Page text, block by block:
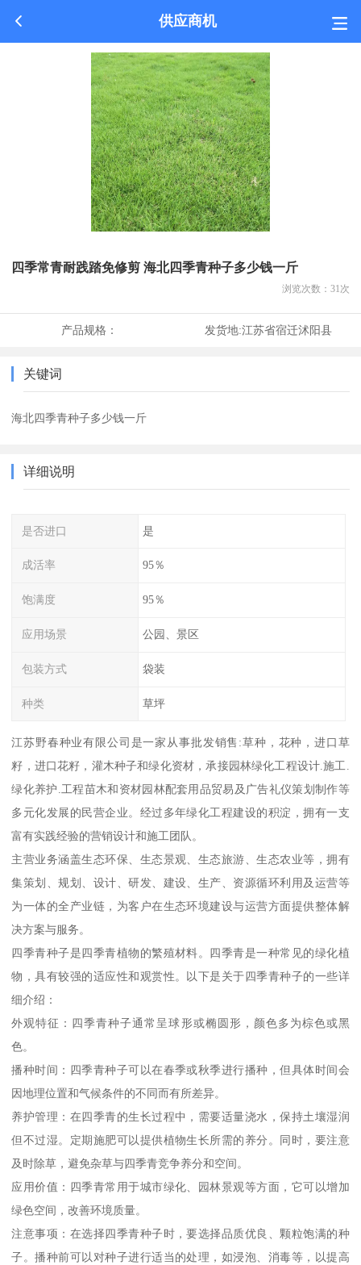
供应商机
四季常青耐践踏免修剪 海北四季青种子多少钱一斤
浏览次数： 31 次
产品规格： 发货地:江苏省宿迁沭阳县
关键词
海北四季青种子多少钱一斤
详细说明
是否进口 是
成活率 95％
饱满度 95％
应用场景 公园、景区
包装方式 袋装
种类 草坪
江苏野春种业有限公司是一家从事批发销售:草种，花种，进口草
籽，进口花籽，灌木种子和绿化资材，承接园林绿化工程设计.施工.
绿化养护.工程苗木和资材园林配套用品贸易及广告礼仪策划制作等
多元化发展的民营企业。经过多年绿化工程建设的积淀，拥有一支
富有实践经验的营销设计和施工团队。
主营业务涵盖生态环保、生态景观、生态旅游、生态农业等，拥有
集策划、规划、设计、研发、建设、生产、资源循环利用及运营等
为一体的全产业链，为客户在生态环境建设与运营方面提供整体解
决方案与服务。
四季青种子是四季青植物的繁殖材料。四季青是一种常见的绿化植
物，具有较强的适应性和观赏性。以下是关于四季青种子的一些详
细介绍：
外观特征：四季青种子通常呈球形或椭圆形，颜色多为棕色或黑
色。
播种时间：四季青种子可以在春季或秋季进行播种，但具体时间会
因地理位置和气候条件的不同而有所差异。
养护管理：在四季青的生长过程中，需要适量浇水，保持土壤湿润
但不过湿。定期施肥可以提供植物生长所需的养分。同时，要注意
及时除草，避免杂草与四季青竞争养分和空间。
应用价值：四季青常用于城市绿化、园林景观等方面，它可以增加
绿色空间，改善环境质量。
注意事项：在选择四季青种子时，要选择品质优良、颗粒饱满的种
子。播种前可以对种子进行适当的处理，如浸泡、消毒等，以提高